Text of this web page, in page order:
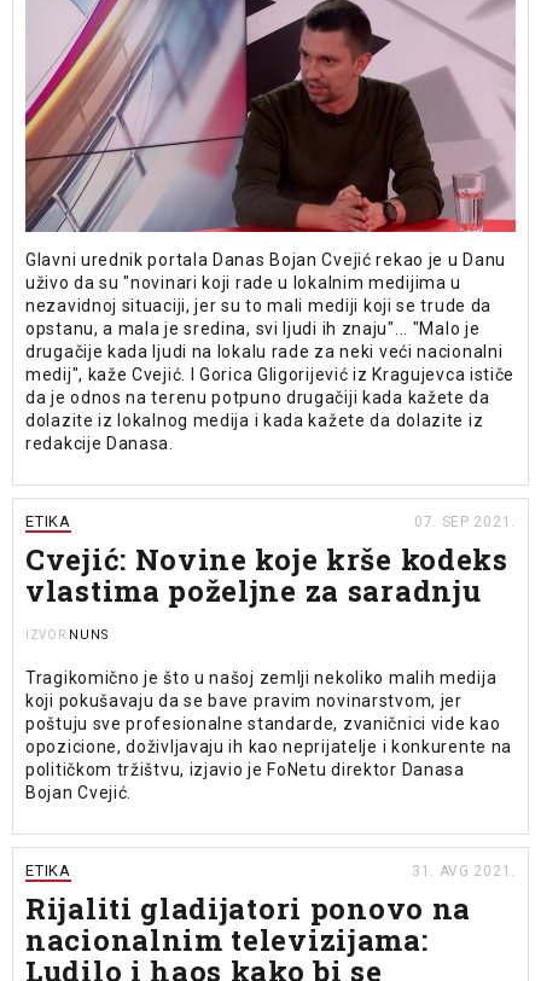
Glavni urednik portala Danas Bojan Cvejić rekao je u Danu
uživo da su "novinari koji rade u lokalnim medijima u
nezavidnoj situaciji, jer su to mali mediji koji se trude da
opstanu, a mala je sredina, svi ljudi ih znaju"... "Malo je
drugačije kada ljudi na lokalu rade za neki veći nacionalni
medij", kaže Cvejić. I Gorica Gligorijević iz Kragujevca ističe
da je odnos na terenu potpuno drugačiji kada kažete da
dolazite iz lokalnog medija i kada kažete da dolazite iz
redakcije Danasa.
ETIKA 07. SEP 2021.
Cvejić: Novine koje krše kodeks
vlastima poželjne za saradnju
IZVOR NUNS
Tragikomično je što u našoj zemlji nekoliko malih medija
koji pokušavaju da se bave pravim novinarstvom, jer
poštuju sve profesionalne standarde, zvaničnici vide kao
opozicione, doživljavaju ih kao neprijatelje i konkurente na
političkom tržištvu, izjavio je FoNetu direktor Danasa
Bojan Cvejić.
ETIKA 31. AVG 2021.
Rijaliti gladijatori ponovo na
nacionalnim televizijama:
Ludilo i haos kako bi se